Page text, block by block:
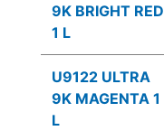
9K BRIGHT RED
1 L
U9122 ULTRA
9K MAGENTA 1
L